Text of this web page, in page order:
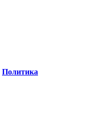
Политика